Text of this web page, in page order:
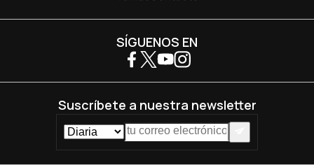
SÍGUENOS EN
Suscríbete a nuestra newsletter